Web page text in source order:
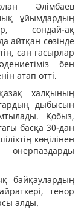
Әлімбаев
ұйымдардың
сондай-ақ
айтқан сөзінде
сан ғасырлар
бен
атап өтті.
халқының
дыбысын
Қобыз,
басқа 30-дан
көңілінен
байқаулардың
тенор
алды.